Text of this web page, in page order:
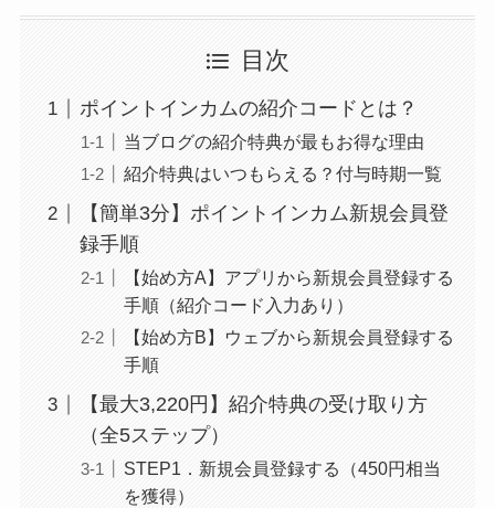
目次
ポイントインカムの紹介コードとは？
当ブログの紹介特典が最もお得な理由
紹介特典はいつもらえる？付与時期一覧
【簡単3分】ポイントインカム新規会員登
録手順
【始め方A】アプリから新規会員登録する
手順（紹介コード入力あり）
【始め方B】ウェブから新規会員登録する
手順
【最大3,220円】紹介特典の受け取り方
（全5ステップ）
STEP1．新規会員登録する（450円相当
を獲得）